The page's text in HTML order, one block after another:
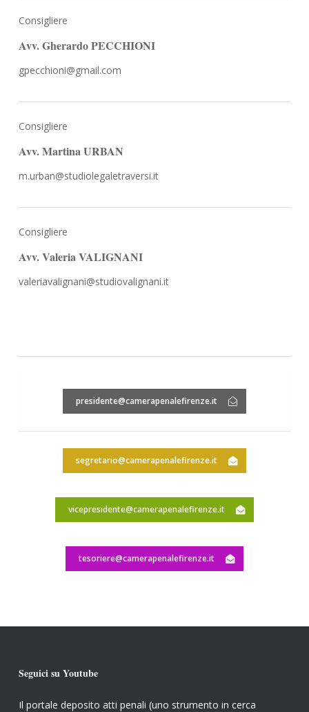
Consigliere
Avv. Gherardo PECCHIONI
gpecchioni@gmail.com
Consigliere
Avv. Martina URBAN
m.urban@studiolegaletraversi.it
Consigliere
Avv. Valeria VALIGNANI
valeriavalignani@studiovalignani.it
presidente@camerapenalefirenze.it
segretario@camerapenalefirenze.it
vicepresidente@camerapenalefirenze.it
tesoriere@camerapenalefirenze.it
Seguici su Youtube
Il portale deposito atti penali (uno strumento in cerca